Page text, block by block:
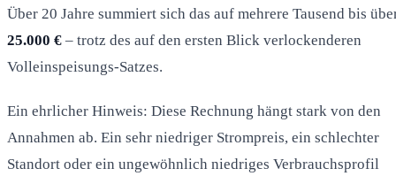
Über 20 Jahre summiert sich das auf mehrere Tausend bis
25.000 € – trotz des auf den ersten Blick verlockenderen
Volleinspeisungs-Satzes.
Ein ehrlicher Hinweis: Diese Rechnung hängt stark von den
Annahmen ab. Ein sehr niedriger Strompreis, ein schlechter
Standort oder ein ungewöhnlich niedriges Verbrauchsprofil